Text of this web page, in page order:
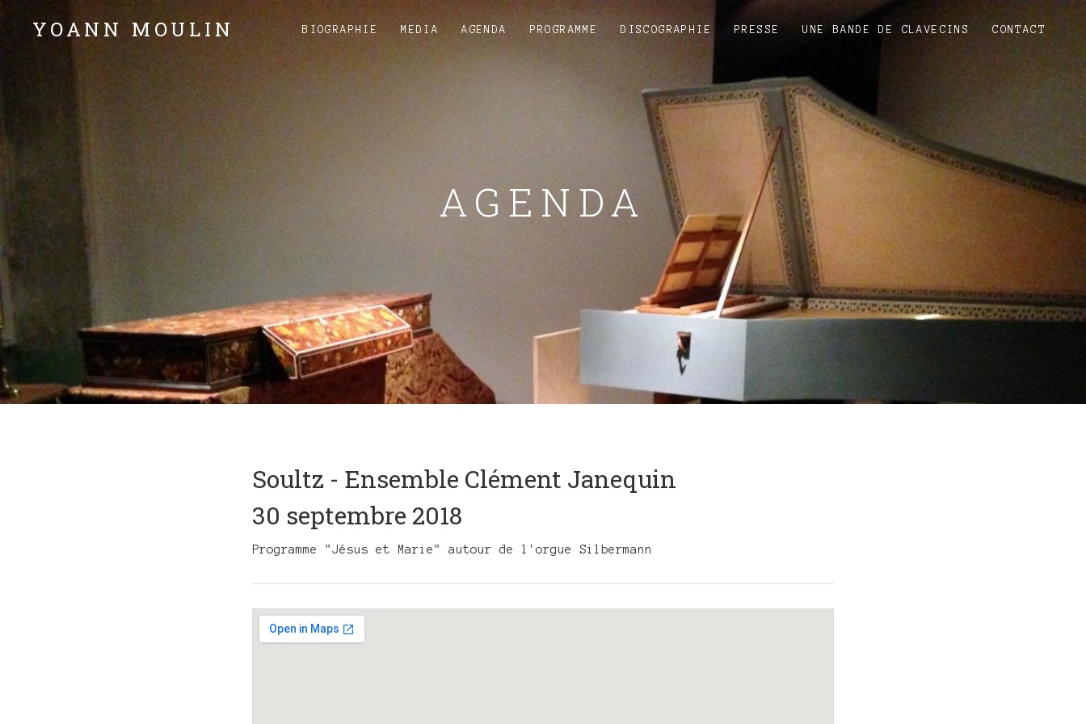
YOANN MOULIN BIOGRAPHIE MEDIA AGENDA PROGRAMME DISCOGRAPHIE PRESSE UNE BANDE DE CLAVECINS CONTACT
AGENDA
Soultz - Ensemble Clément Janequin
30 septembre 2018
Programme "Jésus et Marie" autour de l'orgue Silbermann
Details